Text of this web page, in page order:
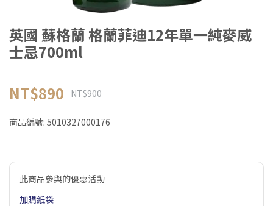
英國 蘇格蘭 格蘭菲迪12年單一純麥威
士忌700ml
NT$890 NT$900
商品編號: 5010327000176
此商品參與的優惠活動
加購紙袋